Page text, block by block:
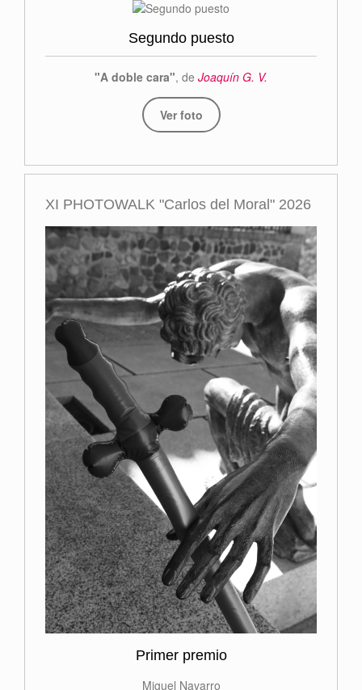
Segundo puesto
"A doble cara", de Joaquín G. V.
Ver foto
XI PHOTOWALK "Carlos del Moral" 2026
Primer premio
Miguel Navarro